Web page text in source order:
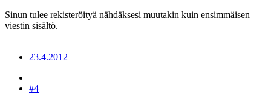
Sinun tulee rekisteröityä nähdäksesi muutakin kuin ensimmäisen
viestin sisältö.
23.4.2012
#4